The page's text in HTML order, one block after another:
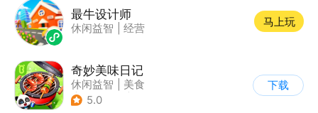
最牛设计师
休闲益智 经营
马上玩
奇妙美味日记
休闲益智
美食
| 宝宝巴士
5.0
下载